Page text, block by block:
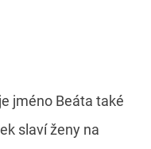
jméno Beáta také
slaví ženy na